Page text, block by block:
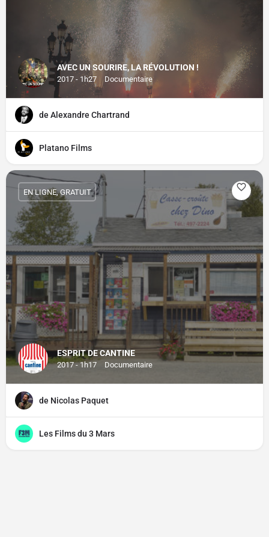
AVEC UN SOURIRE, LA RÉVOLUTION !
2017 - 1h27 Documentaire
de Alexandre Chartrand
Platano Films
ESPRIT DE CANTINE
2017 - 1h17 Documentaire
EN LIGNE, GRATUIT
de Nicolas Paquet
Les Films du 3 Mars